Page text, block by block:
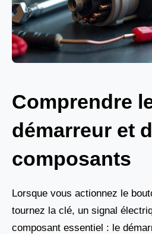
Comprendre
démarreur et
composants
Lorsque vous actionnez le
tournez la clé, un signal
composant essentiel : le